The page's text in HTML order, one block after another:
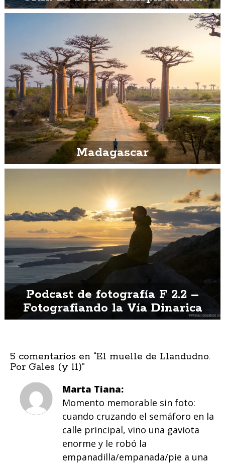
Madagascar
Podcast de fotografía F 2.2 –
Fotografiando la Vía Dinarica
5 comentarios en “El muelle de Llandudno.
Por Gales (y 11)”
Marta Tiana
Momento memorable sin foto:
cuando cruzando el semáforo en la
calle principal, vino una gaviota
enorme y le robó la
empanadilla/empanada/pie a una